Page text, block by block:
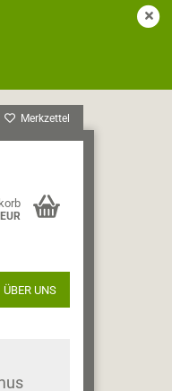
Merkzettel
ÜBER UNS